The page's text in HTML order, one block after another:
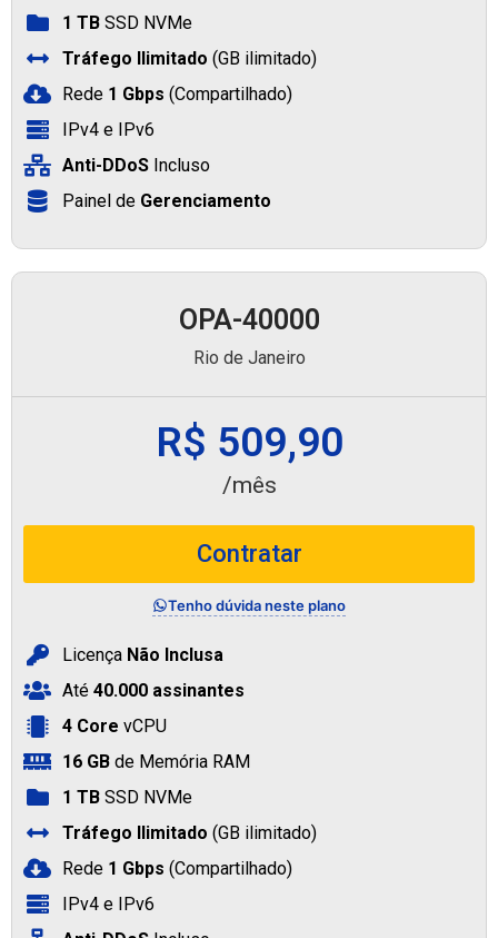
1 TB SSD NVMe
Tráfego Ilimitado (GB ilimitado)
Rede 1 Gbps (Compartilhado)
IPv4 e IPv6
Anti-DDoS Incluso
Painel de Gerenciamento
OPA-40000
Rio de Janeiro
R$ 509,90
/mês
Contratar
Tenho dúvida neste plano
Licença Não Inclusa
Até 40.000 assinantes
4 Core vCPU
16 GB de Memória RAM
1 TB SSD NVMe
Tráfego Ilimitado (GB ilimitado)
Rede 1 Gbps (Compartilhado)
IPv4 e IPv6